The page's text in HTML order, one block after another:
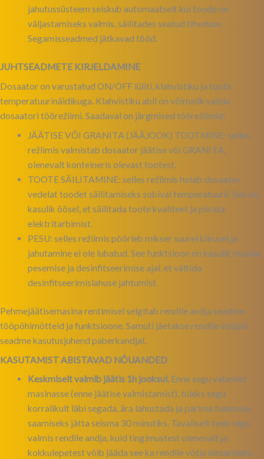
jahutussüsteem seiskub automaatselt kui toode on
väljastamiseks valmis, säilitades seatud tiheduse.
Segamisseadmed jätkavad tööd.
JUHTSEADMETE KIRJELDAMINE
Dosaator on varustatud ON/OFF lüliti, klahvistiku ja toote
temperatuurinäidikuga. Klahvistiku abil on võimalik valida
dosaatori töörežiimi. Saadaval on järgmised töörežiimid:
JÄÄTISE VÕI GRANITA (JÄÄJOOK) TOOTMINE: selles
režiimis valmistab dosaator jäätise või GRANITA,
olenevalt konteineris olevast tootest.
TOOTE SÄILITAMINE: selles režiimis hoiab dosaator
vedelat toodet säilitamiseks sobival temperatuuril. See on
kasulik öösel, et säilitada toote kvaliteet ja piirata
elektritarbimist.
PESU: selles režiimis pöörleb mikser suurel kiirusel ja
jahutamine ei ole lubatud. See funktsioon on kasulik masina
pesemise ja desinfitseerimise ajal, et vältida
desinfitseerimislahuse jahtumist.
Pehmejäätisemasina rentimisel selgitab rendile andja seadme
tööpõhimõtteid ja funktsioone. Samuti jäetakse rendile võtjale
seadme kasutusjuhend paberkandjal.
KASUTAMIST ABISTAVAD NÕUANDED
Keskmiselt valmib jäätis 1h jooksul.Enne segu valamist
masinasse (enne jäätise valmistamist), tuleks segu
korralikult läbi segada, ära lahustada ja parima tulemuse
saamiseks jätta seisma 30 minutiks. Tavaliselt teeb segu
valmis rendile andja, kuid tingimustest olenevalt ja
kokkulepetest võib jääda see ka rendile võtja ülesandeks.